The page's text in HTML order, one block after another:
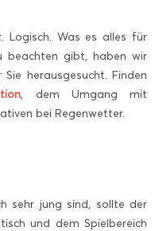
Logisch. Was es alles für
beachten gibt, haben wir
herausgesucht. Finden
, dem Umgang mit
bei Regenwetter.
sehr jung sind, sollte der
und dem Spielbereich